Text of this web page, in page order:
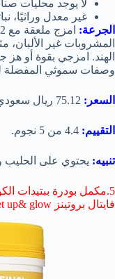
لا يوجد محليات
غير معدل وراثيًا،
الجرعة:
المشروبات غير الألبان،
الهند. امزجي بقوة أو هز
وصفات سموثي المفضلة
السعر: 75.12 ريال سعودي.
التقييم:
تنبيه: يحتوي على الحليب
5.مكمل بودرة ببتيدات
فايتال بروتينز Vital Proteins morning get up& glow